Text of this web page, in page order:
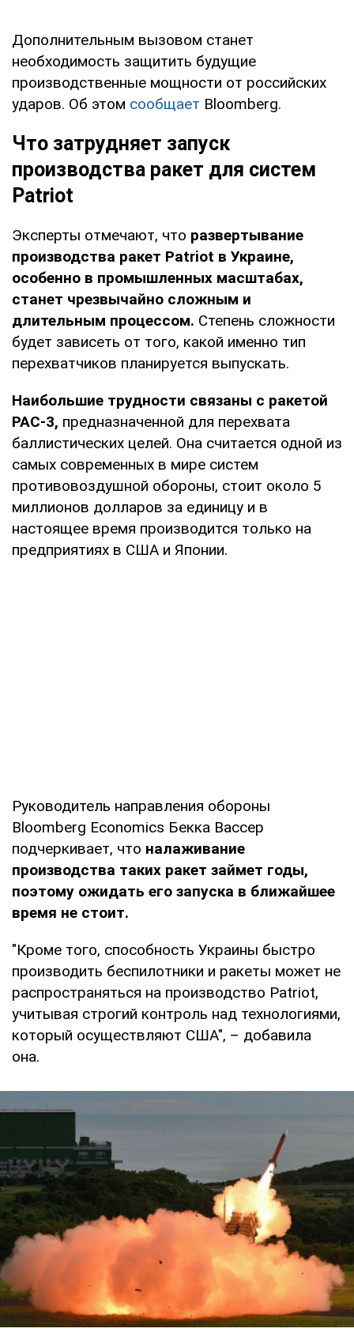
Дополнительным вызовом станет
необходимость защитить будущие
производственные мощности от российских
ударов. Об этом сообщает Bloomberg.
Что затрудняет запуск
производства ракет для систем
Patriot
Эксперты отмечают, что развертывание
производства ракет Patriot в Украине,
особенно в промышленных масштабах,
станет чрезвычайно сложным и
длительным процессом. Степень сложности
будет зависеть от того, какой именно тип
перехватчиков планируется выпускать.
Наибольшие трудности связаны с ракетой
PAC-3, предназначенной для перехвата
баллистических целей. Она считается одной из
самых современных в мире систем
противовоздушной обороны, стоит около 5
миллионов долларов за единицу и в
настоящее время производится только на
предприятиях в США и Японии.
Руководитель направления обороны
Bloomberg Economics Бекка Вассер
подчеркивает, что налаживание
производства таких ракет займет годы,
поэтому ожидать его запуска в ближайшее
время не стоит.
"Кроме того, способность Украины быстро
производить беспилотники и ракеты может не
распространяться на производство Patriot,
учитывая строгий контроль над технологиями,
который осуществляют США", – добавила
она.